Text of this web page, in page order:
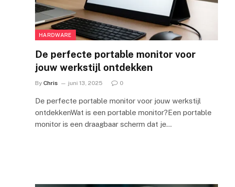
HARDWARE
De perfecte portable monitor voor
jouw werkstijl ontdekken
By Chris juni 13, 2025 0
De perfecte portable monitor voor jouw werkstijl
ontdekkenWat is een portable monitor?Een portable
monitor is een draagbaar scherm dat je…